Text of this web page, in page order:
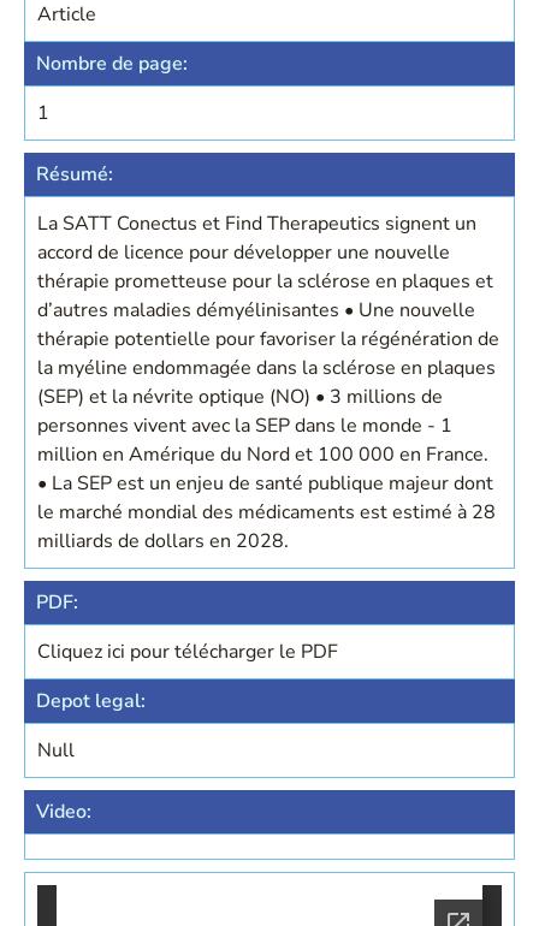
Article
Nombre de page:
1
Résumé:
La SATT Conectus et Find Therapeutics signent un
accord de licence pour développer une nouvelle
thérapie prometteuse pour la sclérose en plaques et
d’autres maladies démyélinisantes • Une nouvelle
thérapie potentielle pour favoriser la régénération de
la myéline endommagée dans la sclérose en plaques
(SEP) et la névrite optique (NO) • 3 millions de
personnes vivent avec la SEP dans le monde - 1
million en Amérique du Nord et 100 000 en France.
• La SEP est un enjeu de santé publique majeur dont
le marché mondial des médicaments est estimé à 28
milliards de dollars en 2028.
PDF:
Cliquez ici pour télécharger le PDF
Depot legal:
Null
Video: